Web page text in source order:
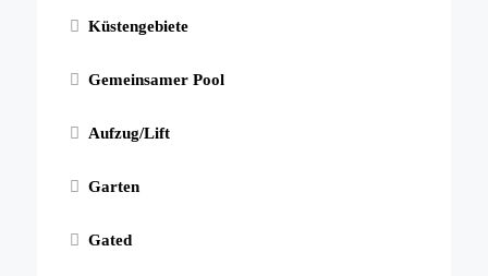
Küstengebiete
Gemeinsamer Pool
Aufzug/Lift
Garten
Gated